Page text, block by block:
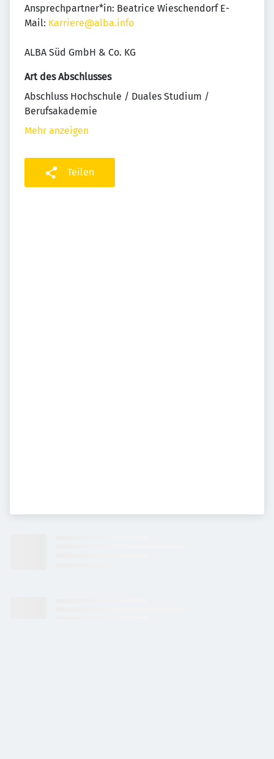
Ansprechpartner*in: Beatrice Wieschendorf E-
Mail: Karriere@alba.info
ALBA Süd GmbH & Co. KG
Art des Abschlusses
Abschluss Hochschule / Duales Studium /
Berufsakademie
Mehr anzeigen
Teilen